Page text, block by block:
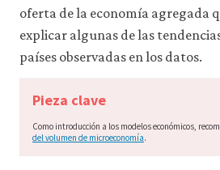
web
funcione,
CORE
Econ
cookies
Puedes
desactivarlas
oferta de la economía agregada
explicar algunas de las
países observadas en los datos.
Pieza clave
Como introducción a los modelos económicos,
del volumen de microeconomía.